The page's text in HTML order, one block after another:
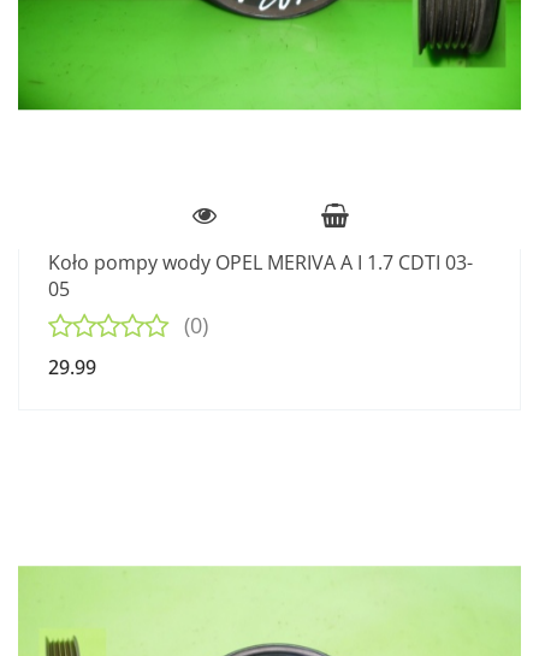
Koło pompy wody OPEL MERIVA A I 1.7 CDTI 03-
05
(0)
29.99